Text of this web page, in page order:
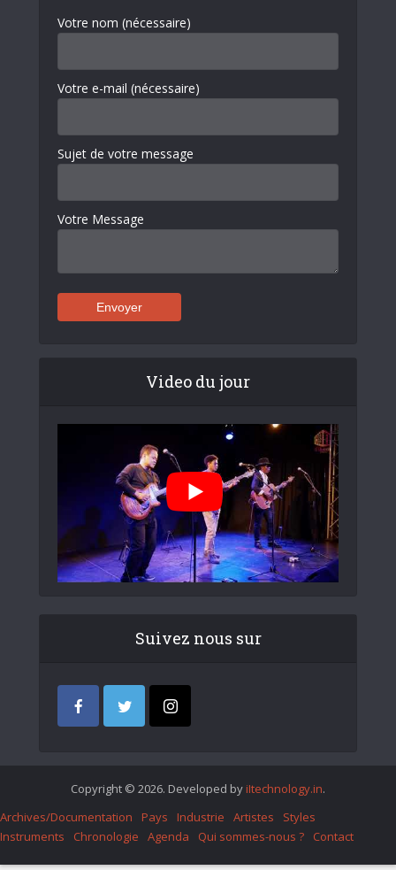
Votre nom (nécessaire)
Votre e-mail (nécessaire)
Sujet de votre message
Votre Message
Video du jour
Suivez nous sur
Copyright © 2026. Developed by iItechnology.in.
Archives/Documentation
Pays Industrie Artistes
Styles
Instruments
Chronologie Agenda Qui sommes-nous ? Contact